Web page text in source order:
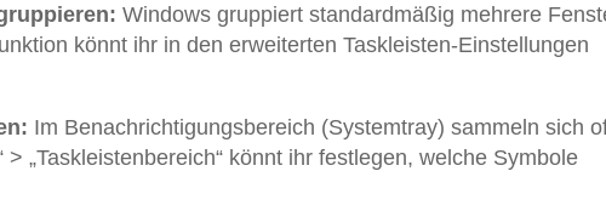
Windows gruppiert standardmäßig mehrere
könnt ihr in den erweiterten Taskleisten-Einstellungen
Im Benachrichtigungsbereich (Systemtray) sammeln sich
> „Taskleistenbereich“ könnt ihr festlegen, welche Symbole